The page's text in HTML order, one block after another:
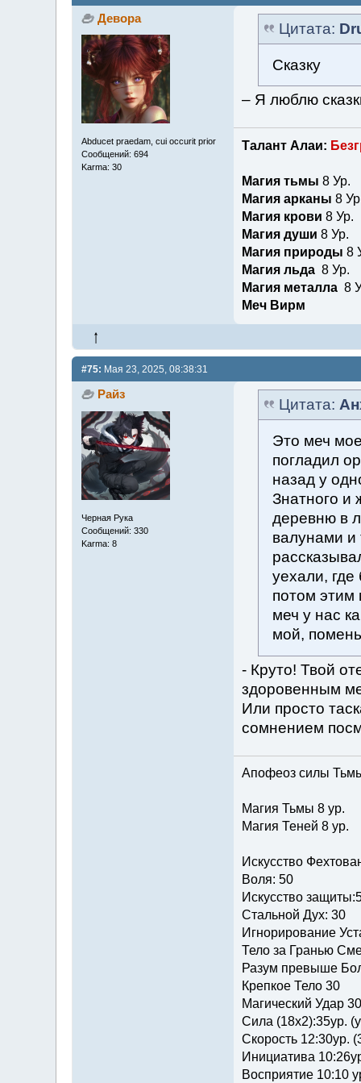
Девора
Abducet praedam, cui occurit prior
Сообщений: 694
Karma: 30
Цитата:
Сказку
– Я люблю
Талант Алаи:
Магия тьмы 8 Ур.
Магия арканы 8
Магия крови 8 Ур.
Магия души 8 Ур.
Магия природы 8
Магия льда8 Ур.
Магия металла8
Меч Вирм
#75: Мая 23, 2025, 08:38:31
Райз
Черная Рука
Сообщений: 330
Karma: 8
Цитата:
Это меч
погладил
назад у
Знатного и
деревню в
валунами и
уехали, где
потом этим
меч у нас
мой,
- Круто! Твой
здоровенным
Или просто
сомнением
Апофеоз силы
Магия Тьмы 8 ур.
Магия Теней 8 ур.
Искусство
Воля: 50
Искусство
Стальной Дух: 30
Игнорирование
Тело за Гранью
Разум превыше
Крепкое Тело 30
Магический Удар 30
Сила (18х2):35ур.
Скорость 12:30ур.
Инициатива
Восприятие 10:10